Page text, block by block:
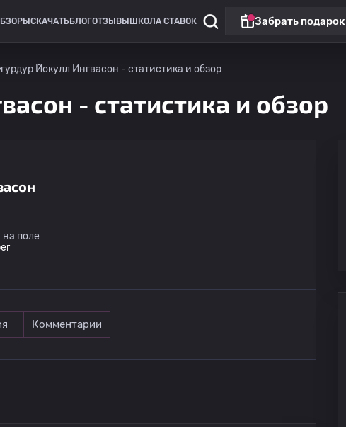
СКАЧАТЬ БЛОГОТЗЫВЫ ШКОЛА СТАВОК Забрать подарок
Йокулл Ингвасон - статистика и обзор
- статистика и обзор
поле
Комментарии